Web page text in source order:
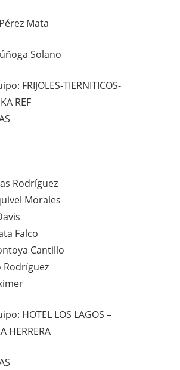
Mata
Solano
FRIJOLES-TIERNITICOS-
REF
Rodríguez
Morales
Falco
Cantillo
Rodríguez
HOTEL LOS LAGOS –
HERRERA